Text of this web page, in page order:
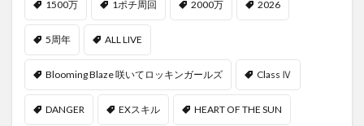
1500万 1ポチ周回 2000万 2026
5周年 ALL LIVE
Blooming Blaze 咲いてロッキンガールズ Class Ⅳ
DANGER EXスキル HEART OF THE SUN